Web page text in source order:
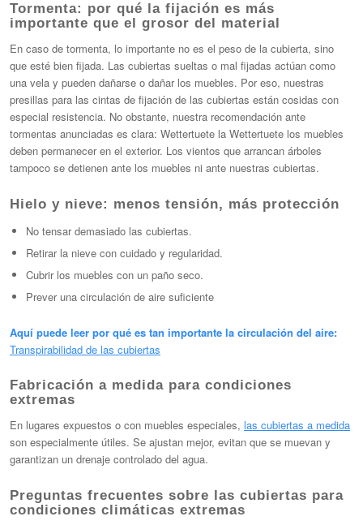
Tormenta: por qué la fijación es más
importante que el grosor del material
En caso de tormenta, lo importante no es el peso de la cubierta, sino
que esté bien fijada. Las cubiertas sueltas o mal fijadas actúan como
una vela y pueden dañarse o dañar los muebles. Por eso, nuestras
presillas para las cintas de fijación de las cubiertas están cosidas con
especial resistencia. No obstante, nuestra recomendación ante
tormentas anunciadas es clara: Wettertuete la Wettertuete los muebles
deben permanecer en el exterior. Los vientos que arrancan árboles
tampoco se detienen ante los muebles ni ante nuestras cubiertas.
Hielo y nieve: menos tensión, más protección
No tensar demasiado las cubiertas.
Retirar la nieve con cuidado y regularidad.
Cubrir los muebles con un paño seco.
Prever una circulación de aire suficiente
Aquí puede leer por qué es tan importante la circulación del aire:
Transpirabilidad de las cubiertas
Fabricación a medida para condiciones
extremas
En lugares expuestos o con muebles especiales, las cubiertas a medida
son especialmente útiles. Se ajustan mejor, evitan que se muevan y
garantizan un drenaje controlado del agua.
Preguntas frecuentes sobre las cubiertas para
condiciones climáticas extremas